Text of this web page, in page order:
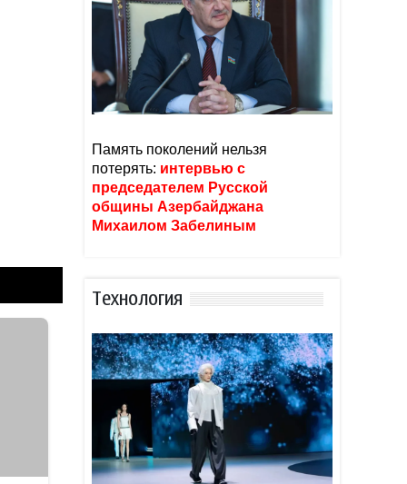
Память поколений нельзя
потерять: интервью с
председателем Русской
общины Азербайджана
Михаилом Забелиным
Тexнoлoгия